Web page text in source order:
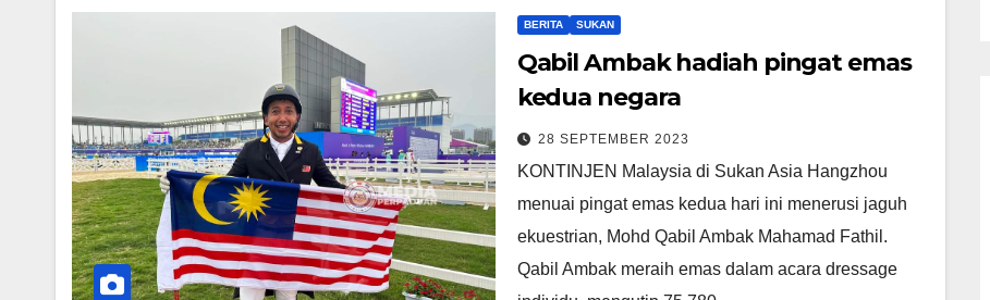
BERITA SUKAN
Qabil Ambak hadiah pingat emas
kedua negara
28 SEPTEMBER 2023
KONTINJEN Malaysia di Sukan Asia Hangzhou
menuai pingat emas kedua hari ini menerusi jaguh
ekuestrian, Mohd Qabil Ambak Mahamad Fathil.
Qabil Ambak meraih emas dalam acara dressage